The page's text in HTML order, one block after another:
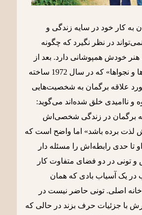
به کار خود در سایه زندگی و
در نظر نگیرد که چگونه
هنر خودش همپوشانی دارد. بعد از
دیدن فیلم «فریادها و نجواها» که در سال 1972 ساخته
علاقه برگمان به شخصیت‌هایی
و ناامیدی خلق شده‌اند می‌گوید:
برگمان در زندگی شخصی‌اش
لذت برده باشد» اما واضح است که
او تا حدی رابطه‌اش را مسئله دار
تونی در دو فضای متفاوت کار
در یک آسیاب بادی که همان
اصلی. تونی حاضر نیست در
با جزئیات حرف بزند در حالی که